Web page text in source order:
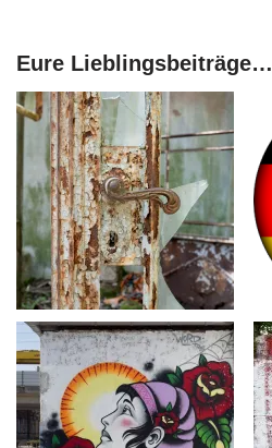
Eure Lieblingsbeiträge…